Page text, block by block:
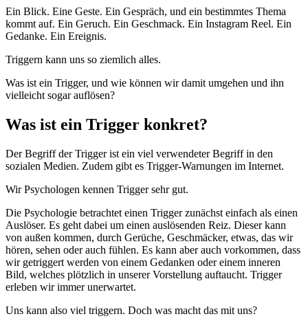
Ein Blick. Eine Geste. Ein Gespräch, und ein bestimmtes Thema
kommt auf. Ein Geruch. Ein Geschmack. Ein Instagram Reel. Ein
Gedanke. Ein Ereignis.
Triggern kann uns so ziemlich alles.
Was ist ein Trigger, und wie können wir damit umgehen und ihn
vielleicht sogar auflösen?
Was ist ein Trigger konkret?
Der Begriff der Trigger ist ein viel verwendeter Begriff in den
sozialen Medien. Zudem gibt es Trigger-Warnungen im Internet.
Wir Psychologen kennen Trigger sehr gut.
Die Psychologie betrachtet einen Trigger zunächst einfach als einen
Auslöser. Es geht dabei um einen auslösenden Reiz. Dieser kann
von außen kommen, durch Gerüche, Geschmäcker, etwas, das wir
hören, sehen oder auch fühlen. Es kann aber auch vorkommen, dass
wir getriggert werden von einem Gedanken oder einem inneren
Bild, welches plötzlich in unserer Vorstellung auftaucht. Trigger
erleben wir immer unerwartet.
Uns kann also viel triggern. Doch was macht das mit uns?